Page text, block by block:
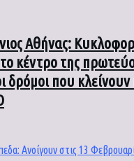
Αθήνας:
κέντρο της
δρόμοι που κλείνουν